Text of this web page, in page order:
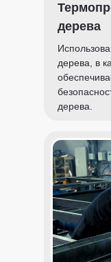
дерева
дерева, в
дерева.